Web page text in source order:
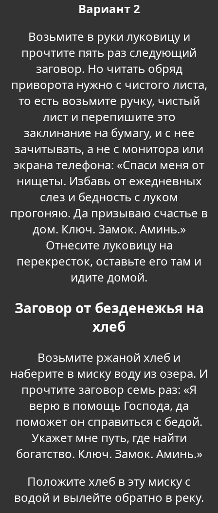
Вариант 2
Возьмите в руки луковицу и
прочтите пять раз следующий
заговор. Но читать обряд
приворота нужно с чистого листа,
то есть возьмите ручку, чистый
лист и перепишите это
заклинание на бумагу, и с нее
зачитывать, а не с монитора или
экрана телефона: «Спаси меня от
нищеты. Избавь от ежедневных
слез и бедность с луком
прогоняю. Да призываю счастье в
дом. Ключ. Замок. Аминь.»
Отнесите луковицу на
перекресток, оставьте его там и
идите домой.
Заговор от безденежья на
хлеб
Возьмите ржаной хлеб и
наберите в миску воду из озера. И
прочтите заговор семь раз: «Я
верю в помощь Господа, да
поможет он справиться с бедой.
Укажет мне путь, где найти
богатство. Ключ. Замок. Аминь.»
Положите хлеб в эту миску с
водой и вылейте обратно в реку.